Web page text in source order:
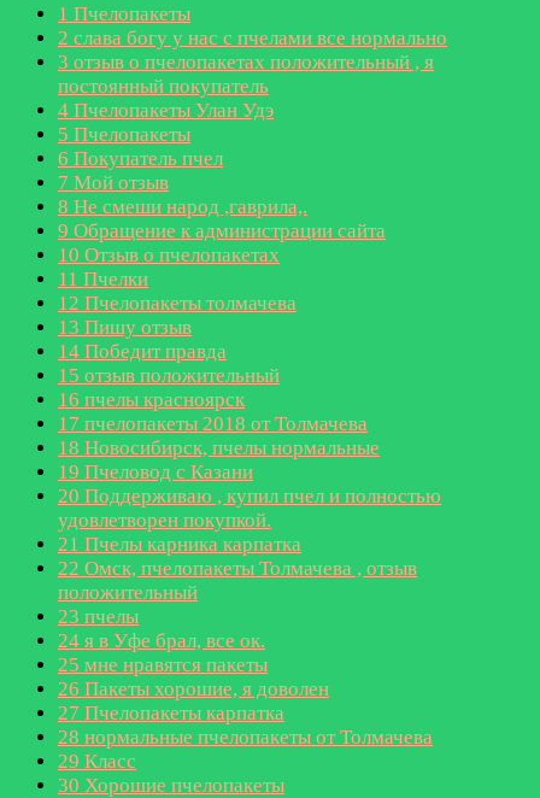
1 Пчелопакеты
2 слава богу у нас с пчелами все нормально
3 отзыв о пчелопакетах положительный , я
постоянный покупатель
4 Пчелопакеты Улан Удэ
5 Пчелопакеты
6 Покупатель пчел
7 Мой отзыв
8 Не смеши народ ,гаврила,.
9 Обращение к администрации сайта
10 Отзыв о пчелопакетах
11 Пчелки
12 Пчелопакеты толмачева
13 Пишу отзыв
14 Победит правда
15 отзыв положительный
16 пчелы красноярск
17 пчелопакеты 2018 от Толмачева
18 Новосибирск, пчелы нормальные
19 Пчеловод с Казани
20 Поддерживаю , купил пчел и полностью
удовлетворен покупкой.
21 Пчелы карника карпатка
22 Омск, пчелопакеты Толмачева , отзыв
положительный
23 пчелы
24 я в Уфе брал, все ок.
25 мне нравятся пакеты
26 Пакеты хорошие, я доволен
27 Пчелопакеты карпатка
28 нормальные пчелопакеты от Толмачева
29 Класс
30 Хорошие пчелопакеты